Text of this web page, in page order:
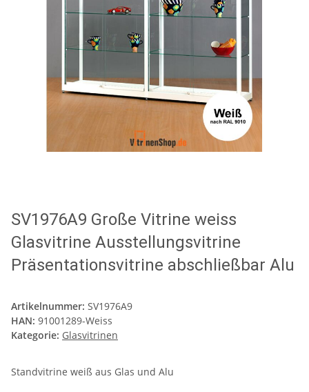
SV1976A9 Große Vitrine weiss
Glasvitrine Ausstellungsvitrine
Präsentationsvitrine abschließbar Alu
Artikelnummer: SV1976A9
HAN: 91001289-Weiss
Kategorie: Glasvitrinen
Standvitrine weiß aus Glas und Alu